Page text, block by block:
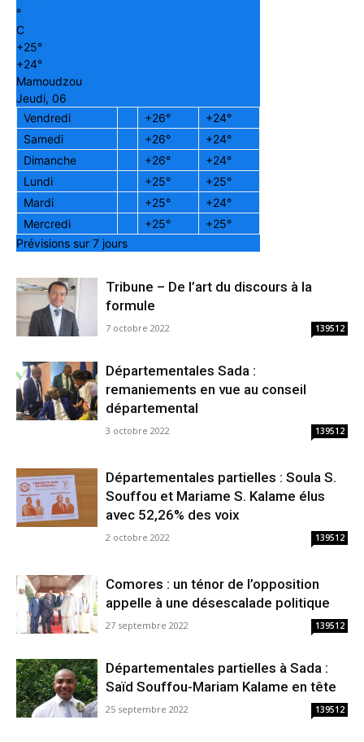
°
C
+25°
+24°
Mamoudzou
Jeudi, 06
Vendredi
+26° +24°
Samedi
+26° +24°
Dimanche
+26° +24°
Lundi
+25° +25°
Mardi
+25° +24°
Mercredi
+25° +25°
Prévisions sur 7 jours
Tribune – De l’art du discours à la
formule
7 octobre 2022 139512
Départementales Sada :
remaniements en vue au conseil
départemental
3 octobre 2022 139512
Départementales partielles : Soula S.
Souffou et Mariame S. Kalame élus
avec 52,26% des voix
2 octobre 2022 139512
Comores : un ténor de l’opposition
appelle à une désescalade politique
27 septembre 2022 139512
Départementales partielles à Sada :
Saïd Souffou-Mariam Kalame en tête
25 septembre 2022 139512